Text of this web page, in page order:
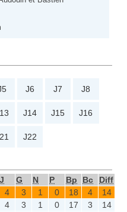
J6 J7 J8
J14 J15 J16
J22
J G N P Bp Bc
Diff
4 3 1 0 18 4
14
4 3 1 0 17 3
14